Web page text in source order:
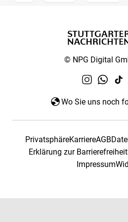
© NPG Digital
Wo Sie uns noch
PrivatsphäreKarriereAGB
Erklärung zur Barrierefreiheit
Impressum